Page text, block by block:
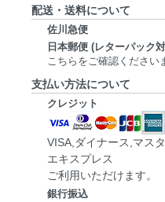
配送・送料について
佐川急便
日本郵便 (レターパック対
こちらをご確認ください
支払い方法について
クレジット
VISA,ダイナース,マス
エキスプレス
ご利用いただけます。
銀行振込